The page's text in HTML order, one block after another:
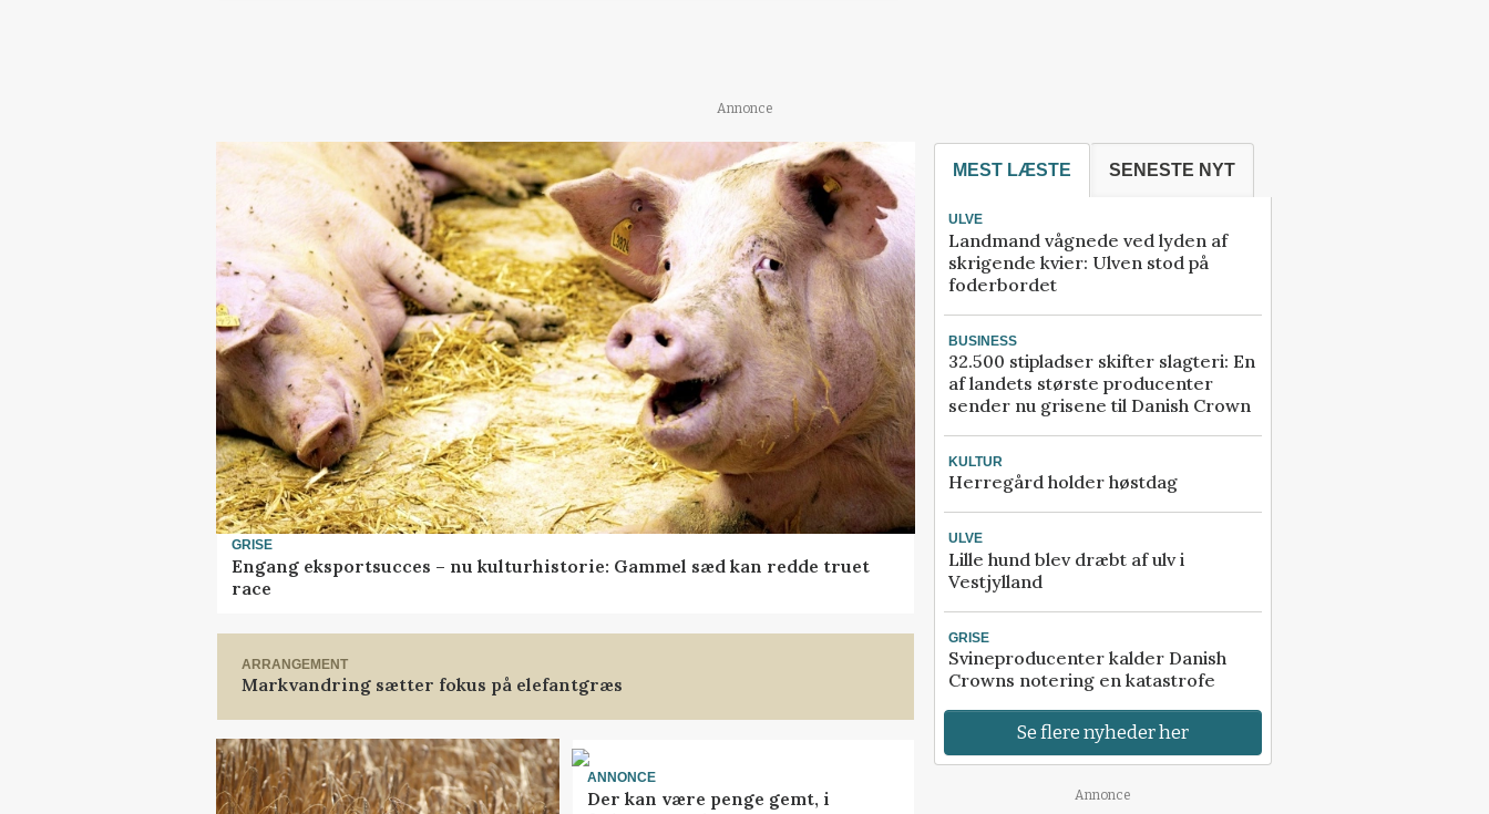
Annonce
GRISE
Engang eksportsucces – nu kulturhistorie: Gammel sæd kan redde truet
race
ARRANGEMENT
Markvandring sætter fokus på elefantgræs
ANNONCE
Der kan være penge gemt, i
MEST LÆSTE SENESTE NYT
ULVE
Landmand vågnede ved lyden af
skrigende kvier: Ulven stod på
foderbordet
BUSINESS
32.500 stipladser skifter slagteri: En
af landets største producenter
sender nu grisene til Danish Crown
KULTUR
Herregård holder høstdag
ULVE
Lille hund blev dræbt af ulv i
Vestjylland
GRISE
Svineproducenter kalder Danish
Crowns notering en katastrofe
Se flere nyheder her
Annonce